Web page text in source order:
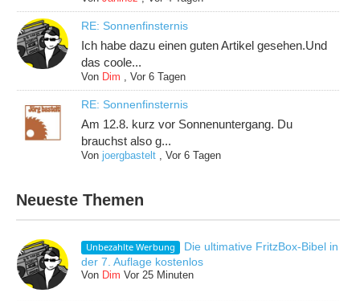
RE: Sonnenfinsternis
Ich habe dazu einen guten Artikel gesehen.Und
das coole...
Von Dim ,Vor 6 Tagen
RE: Sonnenfinsternis
Am 12.8. kurz vor Sonnenuntergang. Du
brauchst also g...
Vonjoergbastelt ,Vor 6 Tagen
Neueste Themen
Unbezahlte Werbung
Die ultimative FritzBox-Bibel in
der 7. Auflage kostenlos
Von Dim Vor 25 Minuten